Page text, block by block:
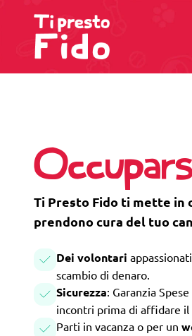
Ti Presto Fido ti mette in
prendono cura del tuo
Dei volontari
scambio di denaro.
Sicurezza: Garanzia
incontri prima di affidare il
Parti in vacanza o per un